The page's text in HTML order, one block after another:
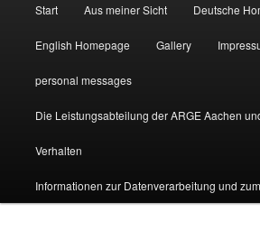
Start Aus meiner Sicht Deutsche
English Homepage Gallery
personal messages
Die Leistungsabteilung der ARGE Aachen
Verhalten
Informationen zur Datenverarbeitung und